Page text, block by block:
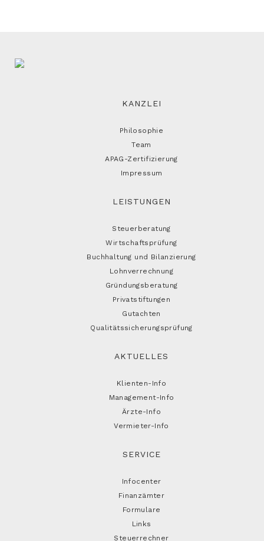
KANZLEI
Philosophie
Team
APAG-Zertifizierung
Impressum
LEISTUNGEN
Steuerberatung
Wirtschaftsprüfung
Buchhaltung und Bilanzierung
Lohnverrechnung
Gründungsberatung
Privatstiftungen
Gutachten
Qualitätssicherungsprüfung
AKTUELLES
Klienten-Info
Management-Info
Ärzte-Info
Vermieter-Info
SERVICE
Infocenter
Finanzämter
Formulare
Links
Steuerrechner